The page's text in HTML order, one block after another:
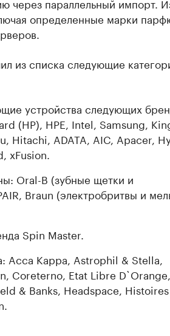
определенные марки
из списка следующие
устройства следующих
(HP), HPE, Intel, Samsung,
Hitachi, ADATA, AIC, Apacer,
xFusion.
Oral-B (зубные щетки и
Braun (электробритвы и
Spin Master.
Acca Kappa, Astrophil & Stella,
Coreterno, Etat Libre
& Banks, Headspace,